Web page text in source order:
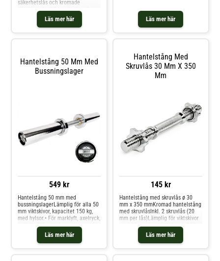
Läs mer här
säkerhetslås och kromade
1,25 kg viktskiva
Förlängningsstycke på 10 cm
Viktskivorna kan användas på
lång skivstång (totalt 70 cm) för
användning till biceps curl etc.
Läs mer här
ser till att viktskivorna sitter kvar
under träning.
Hantelstång 50 Mm Med
Bussningslager
549 kr
Läs mer här
Hantelstång 50 mm med
bussningslagerLämplig för alla 50
mm viktskivor, kapacitet 150 kg,
med hylsor.• För marklyft, axelryck,
knäböj• Tillverkad av massivt stål•
Total längd: 500 mm•
Handtagsdiameter 25 mm•
Området för viktskivor är 169 mm•
Hantelstång Med
Skruvlås 30 Mm X 350
Mm
145 kr
Läs mer här
Hantelstång med skruvlås ø 30
mm x 350 mmKromad hantelstång
med skruvlåsInkl. 2 skruvlås (20
mm per lås)Lämplig för viktskivor
med 30 mm borrningLängd: 350
mmGreppbredd: 142 mmOmråde
för viktskivor 104 mm per
sidaMaterial: StålStrukturerad